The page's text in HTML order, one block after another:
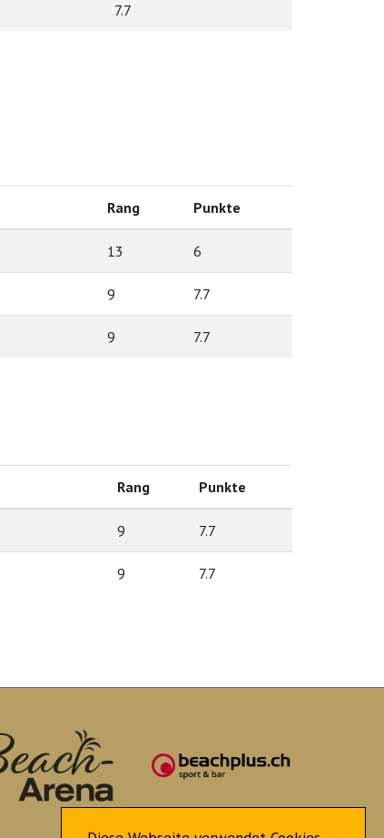
7.7
Rang Punkte
13 6
9 7.7
9 7.7
Rang Punkte
9 7.7
9 7.7